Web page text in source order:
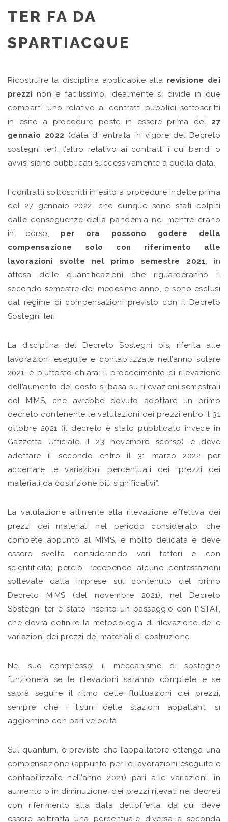
TER FA DA
SPARTIACQUE
Ricostruire la disciplina applicabile alla revisione dei
prezzi non è facilissimo. Idealmente si divide in due
comparti: uno relativo ai contratti pubblici sottoscritti
in esito a procedure poste in essere prima del 27
gennaio 2022 (data di entrata in vigore del Decreto
sostegni ter), l’altro relativo ai contratti i cui bandi o
avvisi siano pubblicati successivamente a quella data.
I contratti sottoscritti in esito a procedure indette prima
del 27 gennaio 2022, che dunque sono stati colpiti
dalle conseguenze della pandemia nel mentre erano
in corso, per ora possono godere della
compensazione solo con riferimento alle
lavorazioni svolte nel primo semestre 2021, in
attesa delle quantificazioni che riguarderanno il
secondo semestre del medesimo anno, e sono esclusi
dal regime di compensazioni previsto con il Decreto
Sostegni ter.
La disciplina del Decreto Sostegni bis, riferita alle
lavorazioni eseguite e contabilizzate nell’anno solare
2021, è piuttosto chiara: il procedimento di rilevazione
dell’aumento del costo si basa su rilevazioni semestrali
del MIMS, che avrebbe dovuto adottare un primo
decreto contenente le valutazioni dei prezzi entro il 31
ottobre 2021 (il decreto è stato pubblicato invece in
Gazzetta Ufficiale il 23 novembre scorso) e deve
adottare il secondo entro il 31 marzo 2022 per
accertare le variazioni percentuali dei “prezzi dei
materiali da costrizione più significativi”.
La valutazione attinente alla rilevazione effettiva dei
prezzi dei materiali nel periodo considerato, che
compete appunto al MIMS, è molto delicata e deve
essere svolta considerando vari fattori e con
scientificità; perciò, recependo alcune contestazioni
sollevate dalla imprese sul contenuto del primo
Decreto MIMS (del novembre 2021), nel Decreto
Sostegni ter è stato inserito un passaggio con l’ISTAT,
che dovrà definire la metodologia di rilevazione delle
variazioni dei prezzi dei materiali di costruzione.
Nel suo complesso, il meccanismo di sostegno
funzionerà se le rilevazioni saranno complete e se
saprà seguire il ritmo delle fluttuazioni dei prezzi,
sempre che i listini delle stazioni appaltanti si
aggiornino con pari velocità.
Sul quantum, è previsto che l’appaltatore ottenga una
compensazione (appunto per le lavorazioni eseguite e
contabilizzate nell’anno 2021) pari alle variazioni, in
aumento o in diminuzione, dei prezzi rilevati nei decreti
con riferimento alla data dell’offerta, da cui deve
essere sottratta una percentuale diversa a seconda